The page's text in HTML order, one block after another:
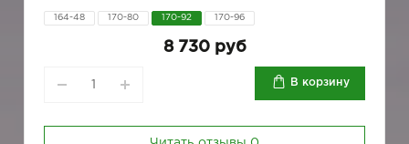
164-48 170-80 170-92 170-96
8 730 руб
В корзину